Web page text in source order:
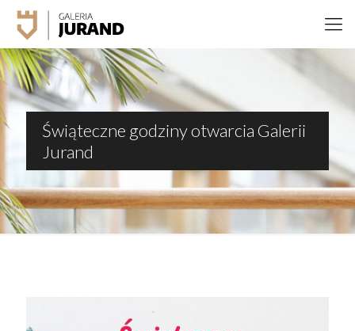
Świąteczne godziny otwarcia Galerii
Jurand